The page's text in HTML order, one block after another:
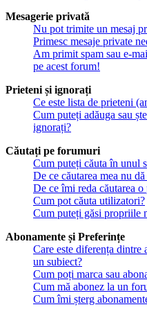
Mesagerie privată
Nu pot trimite un mesaj
Primesc mesaje private
Am primit spam sau e-
pe acest forum!
Prieteni și ignorați
Ce este lista de prieteni
Cum puteți adăuga sau
ignorați?
Căutați pe forumuri
Cum puteți căuta în unul
De ce căutarea mea nu
De ce îmi reda căutarea o
Cum pot căuta utilizatori?
Cum puteți găsi propriile
Abonamente și Preferințe
Care este diferența dintre
un subiect?
Cum poți marca sau
Cum mă abonez la un
Cum îmi șterg